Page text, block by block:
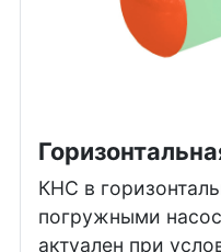
КНС в
погружными
актуален при